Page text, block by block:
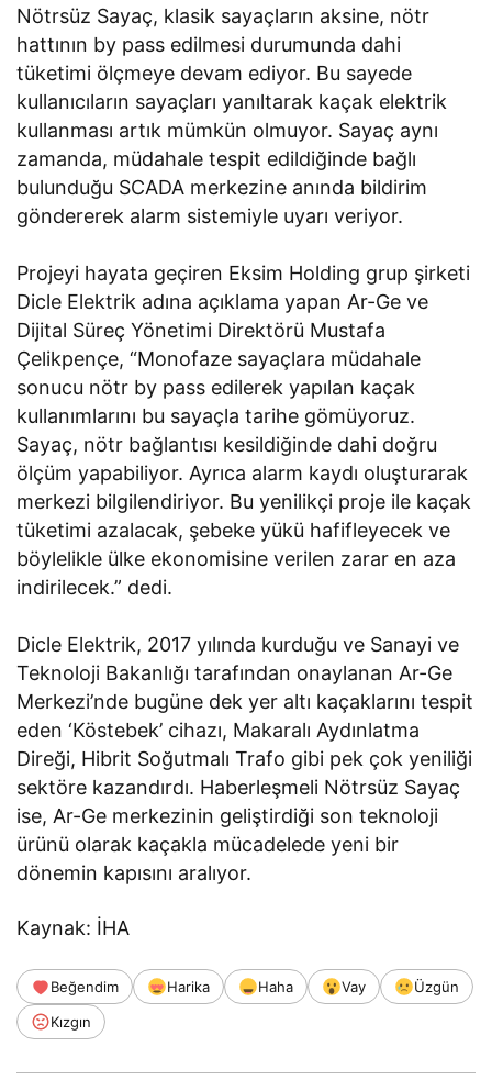
Nötrsüz Sayaç, klasik sayaçların aksine, nötr
hattının by pass edilmesi durumunda dahi
tüketimi ölçmeye devam ediyor. Bu sayede
kullanıcıların sayaçları yanıltarak kaçak elektrik
kullanması artık mümkün olmuyor. Sayaç aynı
zamanda, müdahale tespit edildiğinde bağlı
bulunduğu SCADA merkezine anında bildirim
göndererek alarm sistemiyle uyarı veriyor.
Projeyi hayata geçiren Eksim Holding grup şirketi
Dicle Elektrik adına açıklama yapan Ar-Ge ve
Dijital Süreç Yönetimi Direktörü Mustafa
Çelikpençe, “Monofaze sayaçlara müdahale
sonucu nötr by pass edilerek yapılan kaçak
kullanımlarını bu sayaçla tarihe gömüyoruz.
Sayaç, nötr bağlantısı kesildiğinde dahi doğru
ölçüm yapabiliyor. Ayrıca alarm kaydı oluşturarak
merkezi bilgilendiriyor. Bu yenilikçi proje ile kaçak
tüketimi azalacak, şebeke yükü hafifleyecek ve
böylelikle ülke ekonomisine verilen zarar en aza
indirilecek.” dedi.
Dicle Elektrik, 2017 yılında kurduğu ve Sanayi ve
Teknoloji Bakanlığı tarafından onaylanan Ar-Ge
Merkezi’nde bugüne dek yer altı kaçaklarını tespit
eden ‘Köstebek’ cihazı, Makaralı Aydınlatma
Direği, Hibrit Soğutmalı Trafo gibi pek çok yeniliği
sektöre kazandırdı. Haberleşmeli Nötrsüz Sayaç
ise, Ar-Ge merkezinin geliştirdiği son teknoloji
ürünü olarak kaçakla mücadelede yeni bir
dönemin kapısını aralıyor.
Kaynak: İHA
Beğendim Harika Haha Vay
Üzgün
Kızgın